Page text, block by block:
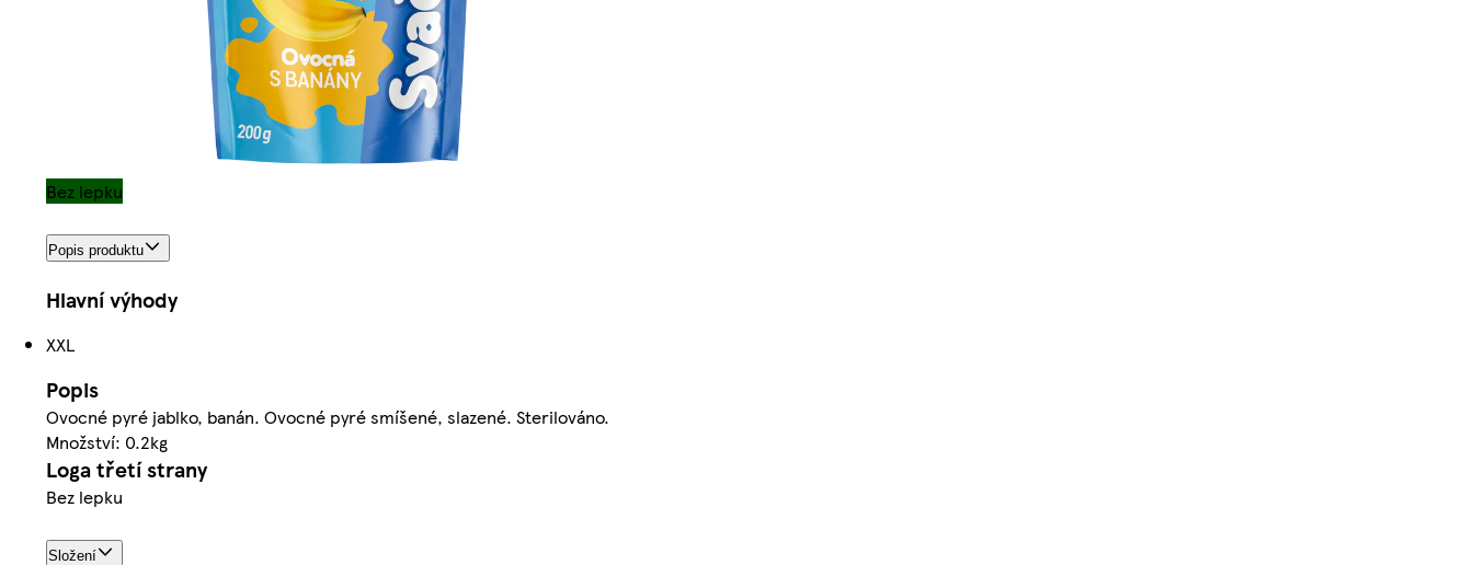
Bez lepku
Popis produktu
Hlavní výhody
XXL
Popis
Ovocné pyré jablko, banán. Ovocné pyré smíšené, slazené. Sterilováno.
Množství: 0.2kg
Loga třetí strany
Bez lepku
Složení